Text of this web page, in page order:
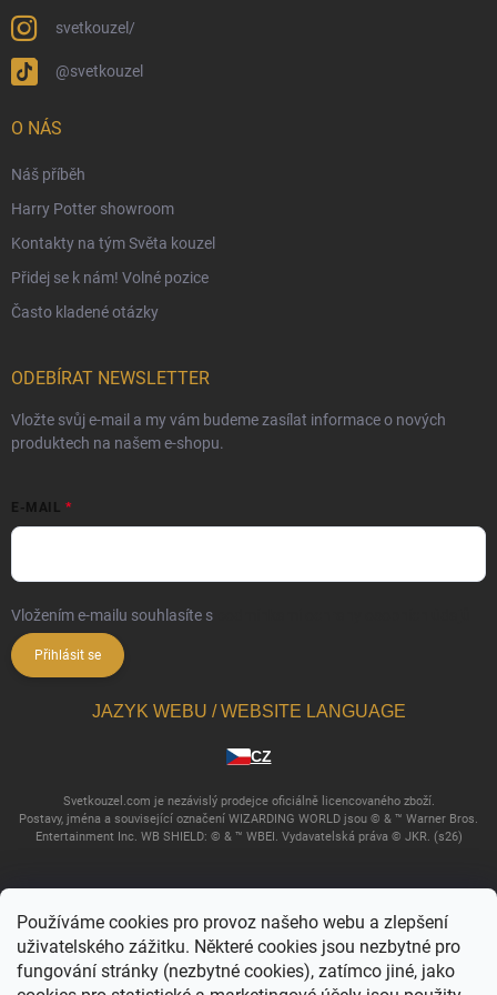
Používáme cookies pro provoz našeho webu a zlepšení
uživatelského zážitku. Některé cookies jsou nezbytné pro
fungování stránky (nezbytné cookies), zatímco jiné, jako
Ekologické balení objednávek
Podmínky ochrany osobních údajů
Ochranné známky a autorská práva
svetkouzel/
@svetkouzel
O NÁS
Náš příběh
Harry Potter showroom
Kontakty na tým Světa kouzel
Přidej se k nám! Volné pozice
Často kladené otázky
ODEBÍRAT NEWSLETTER
Vložte svůj e-mail a my vám budeme zasílat informace o nových
produktech na našem e-shopu.
E-MAIL
Vložením e-mailu souhlasíte s
Přihlásit se
JAZYK WEBU / WEBSITE LANGUAGE
CZ
Svetkouzel.com je nezávislý prodejce oficiálně licencovaného zboží.
Postavy, jména a související označení WIZARDING WORLD jsou © & ™ Warner Bros.
Entertainment Inc. WB SHIELD: © & ™ WBEI. Vydavatelská práva © JKR. (s26)